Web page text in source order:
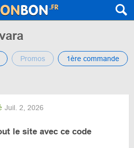
Promos 1ère commande
Juil. 2, 2026
le site avec ce code